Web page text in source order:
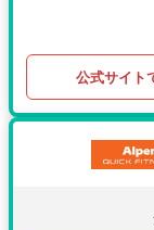
公式サイト